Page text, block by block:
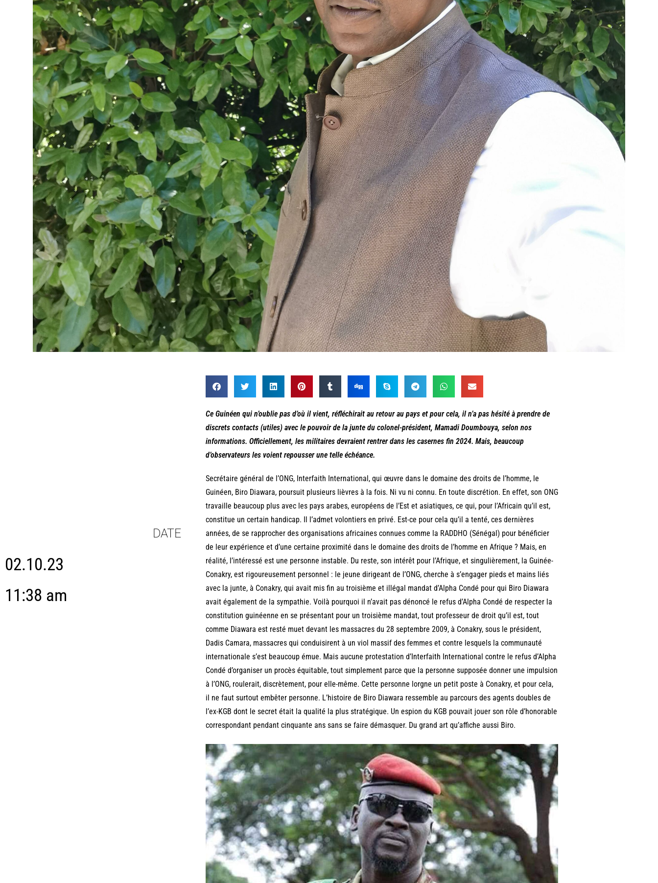
DATE
02.10.23
11:38 am
Ce Guinéen qui n’oublie pas d’où il vient, réfléchirait au retour au pays et pour cela, il n’a pas hésité à prendre de
discrets contacts (utiles) avec le pouvoir de la junte du colonel-président, Mamadi Doumbouya, selon nos
informations. Officiellement, les militaires devraient rentrer dans les casernes fin 2024. Mais, beaucoup
d’observateurs les voient repousser une telle échéance.
Secrétaire général de l’ONG, Interfaith International, qui œuvre dans le domaine des droits de l’homme, le
Guinéen, Biro Diawara, poursuit plusieurs lièvres à la fois. Ni vu ni connu. En toute discrétion. En effet, son ONG
travaille beaucoup plus avec les pays arabes, européens de l’Est et asiatiques, ce qui, pour l’Africain qu’il est,
constitue un certain handicap. Il l’admet volontiers en privé. Est-ce pour cela qu’il a tenté, ces dernières
années, de se rapprocher des organisations africaines connues comme la RADDHO (Sénégal) pour bénéficier
de leur expérience et d’une certaine proximité dans le domaine des droits de l’homme en Afrique ? Mais, en
réalité, l’intéressé est une personne instable. Du reste, son intérêt pour l’Afrique, et singulièrement, la Guinée-
Conakry, est rigoureusement personnel : le jeune dirigeant de l’ONG, cherche à s’engager pieds et mains liés
avec la junte, à Conakry, qui avait mis fin au troisième et illégal mandat d’Alpha Condé pour qui Biro Diawara
avait également de la sympathie. Voilà pourquoi il n’avait pas dénoncé le refus d’Alpha Condé de respecter la
constitution guinéenne en se présentant pour un troisième mandat, tout professeur de droit qu’il est, tout
comme Diawara est resté muet devant les massacres du 28 septembre 2009, à Conakry, sous le président,
Dadis Camara, massacres qui conduisirent à un viol massif des femmes et contre lesquels la communauté
internationale s’est beaucoup émue. Mais aucune protestation d’Interfaith International contre le refus d’Alpha
Condé d’organiser un procès équitable, tout simplement parce que la personne supposée donner une impulsion
à l’ONG, roulerait, discrètement, pour elle-même. Cette personne lorgne un petit poste à Conakry, et pour cela,
il ne faut surtout embêter personne. L’histoire de Biro Diawara ressemble au parcours des agents doubles de
l’ex-KGB dont le secret était la qualité la plus stratégique. Un espion du KGB pouvait jouer son rôle d’honorable
correspondant pendant cinquante ans sans se faire démasquer. Du grand art qu’affiche aussi Biro.